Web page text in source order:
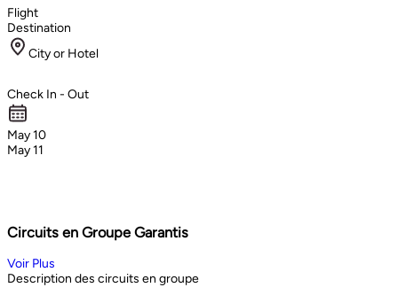
Flight
Destination
City or Hotel
Check In - Out
May 10
May 11
Circuits en Groupe Garantis
Voir Plus
Description des circuits en groupe